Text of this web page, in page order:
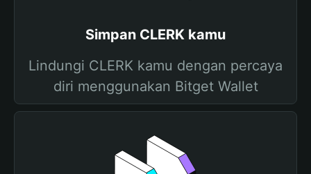
Simpan CLERK kamu
Lindungi CLERK kamu dengan percaya
diri menggunakan Bitget Wallet